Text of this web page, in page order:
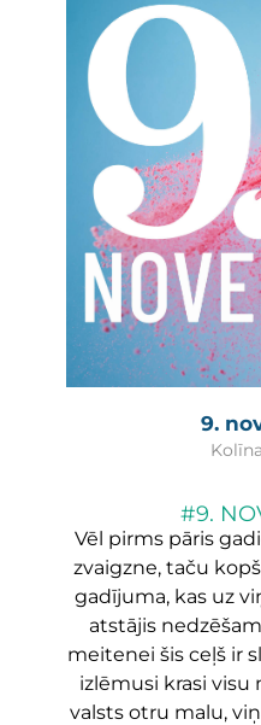
9.
#9.
Vēl pirms pāris
zvaigzne, taču
gadījuma, kas uz
atstājis
meitenei šis ceļš ir
izlēmusi krasi visu
valsts otru malu,